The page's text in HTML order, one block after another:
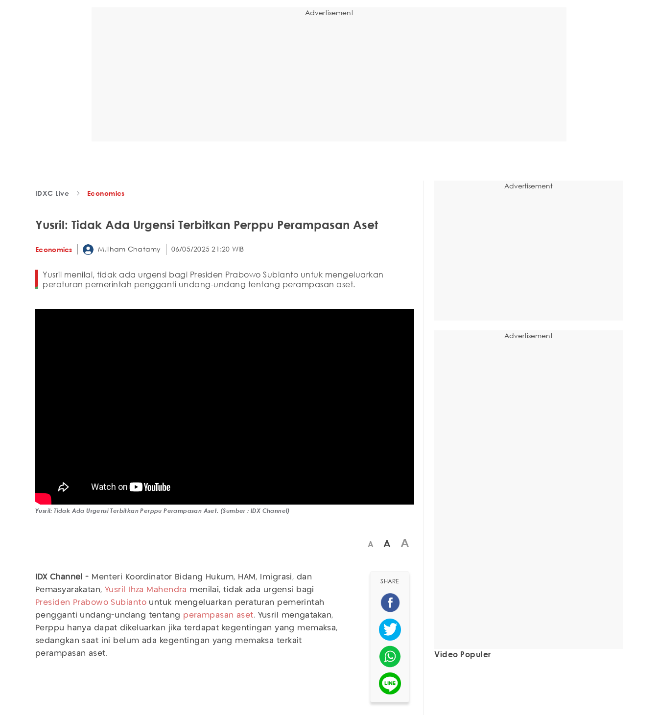
Advertisement
IDXC Live Economics
Yusril: Tidak Ada Urgensi Terbitkan Perppu Perampasan Aset
Economics M.Ilham Chatamy 06/05/2025 21:20 WIB
Yusril menilai, tidak ada urgensi bagi Presiden Prabowo Subianto untuk mengeluarkan
peraturan pemerintah pengganti undang-undang tentang perampasan aset.
Yusril: Tidak Ada Urgensi Terbitkan Perppu Perampasan Aset. (Sumber : IDX Channel)
A A A
IDX Channel - Menteri Koordinator Bidang Hukum, HAM, Imigrasi, dan
Pemasyarakatan, Yusril Ihza Mahendra menilai, tidak ada urgensi bagi
Presiden Prabowo Subianto untuk mengeluarkan peraturan pemerintah
pengganti undang-undang tentang perampasan aset. Yusril mengatakan,
Perppu hanya dapat dikeluarkan jika terdapat kegentingan yang memaksa,
sedangkan saat ini belum ada kegentingan yang memaksa terkait
perampasan aset.
SHARE
Advertisement
Advertisement
Video Populer